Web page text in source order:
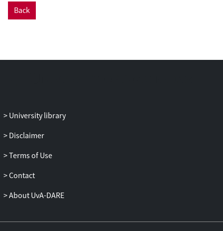
Back
University library
Disclaimer
Terms of Use
Contact
About UvA-DARE